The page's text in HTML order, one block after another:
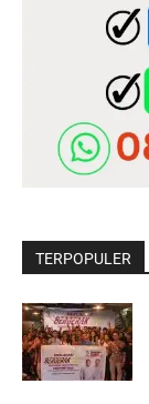
TERPOPULER